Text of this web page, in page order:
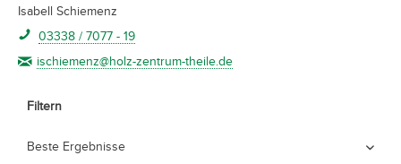
Isabell Schiemenz
03338 / 7077 - 19
ischiemenz@holz-zentrum-theile.de
Filtern